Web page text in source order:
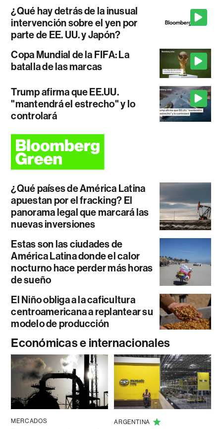
¿Qué hay detrás de la inusual
intervención sobre el yen por
parte de EE. UU. y Japón?
Copa Mundial de la FIFA: La
batalla de las marcas
Trump afirma que EE.UU.
"mantendrá el estrecho" y lo
controlará
¿Qué países de América Latina
apuestan por el fracking? El
panorama legal que marcará las
nuevas inversiones
Estas son las ciudades de
América Latina donde el calor
nocturno hace perder más horas
de sueño
El Niño obliga a la caficultura
centroamericana a replantear su
modelo de producción
Económicas e internacionales
MERCADOS ARGENTINA